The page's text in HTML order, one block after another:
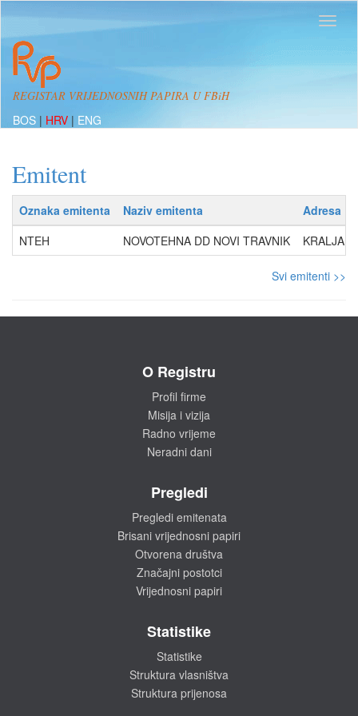
REGISTAR VRIJEDNOSNIH PAPIRA U FBiH
BOS | HRV | ENG
Emitent
Oznaka emitenta Naziv emitenta
Adresa
NTEH
NOVOTEHNA DD NOVI TRAVNIK KRALJA
Svi emitenti >>
O Registru
Profil firme
Misija i vizija
Radno vrijeme
Neradni dani
Pregledi
Pregledi emitenata
Brisani vrijednosni papiri
Otvorena društva
Značajni postotci
Vrijednosni papiri
Statistike
Statistike
Struktura vlasništva
Struktura prijenosa